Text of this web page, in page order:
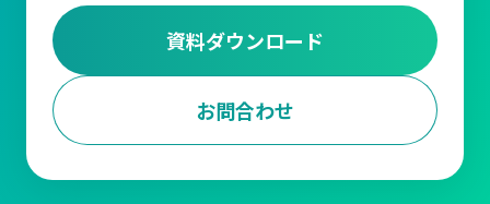
資料ダウンロード
お問合わせ